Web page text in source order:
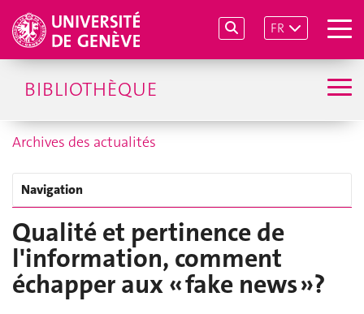
FR
BIBLIOTHÈQUE
Archives des actualités
Navigation
Qualité et pertinence de
l'information, comment
échapper aux « fake news »?